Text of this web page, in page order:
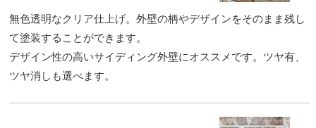
無色透明なクリア仕上げ。外壁の柄やデザインをそのまま残し
て塗装することができます。
デザイン性の高いサイディング外壁にオススメです。ツヤ有、
ツヤ消しも選べます。